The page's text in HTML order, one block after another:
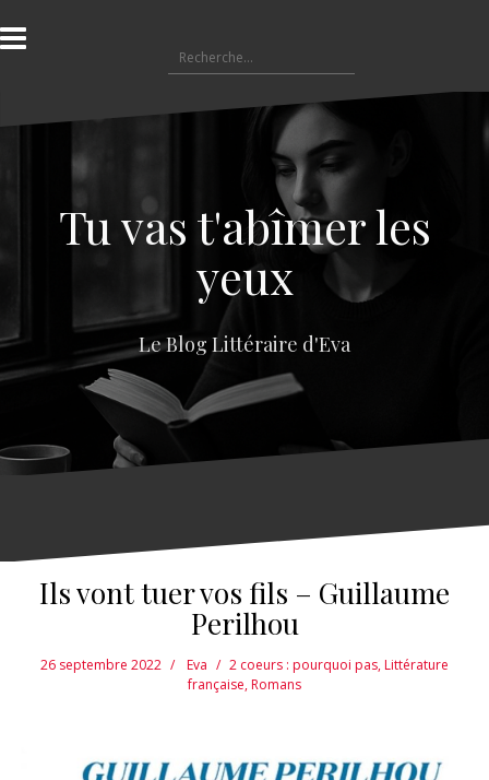
l
a
e
e
Tu vas t'abîmer les
yeux
Le Blog Littéraire d'Eva
Ils vont tuer vos fils – Guillaume
Perilhou
26 septembre 2022 Eva 2 coeurs : pourquoi pas,Littérature
française,Romans